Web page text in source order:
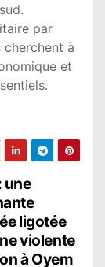
par
cherchent à
et
une
ligotée
violente
à Oyem